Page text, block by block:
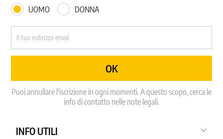
UOMO DONNA
Puoi annullare l'iscrizione in ogni momenti. A questo scopo, cerca le
info di contatto nelle note legali.
INFO UTILI 